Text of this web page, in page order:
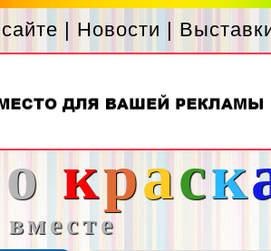
| Новости |
краск